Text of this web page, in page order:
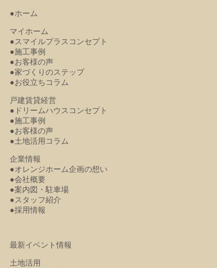
●ホーム
マイホーム
●スマイルプラスコンセプト
●施工事例
●お客様の声
●家づくりのステップ
●お役立ちコラム
戸建賃貸経営
●ドリームハウスコンセプト
●施工事例
●お客様の声
●土地活用コラム
企業情報
●オレンジホーム企画の想い
●会社概要
●案内図・駐車場
●スタッフ紹介
●採用情報
最新イベント情報
土地活用